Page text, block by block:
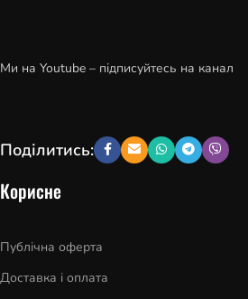
Ми на Youtube – підписуйтесь на канал
Поділитись:
Корисне
Публічна оферта
Доставка і оплата